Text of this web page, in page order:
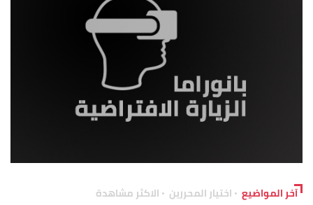
آخر المواضيع اختيار المحررين الاكثر مشاهدة